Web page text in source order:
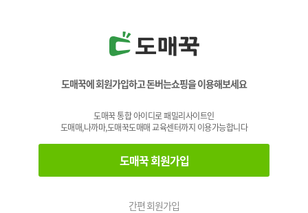
도매꾹에 회원가입하고 돈버는쇼핑을 이용해보세요
도매꾹 통합 아이디로 패밀리사이트인
도매매,나까마,도매꾹도매매 교육센터까지 이용가능합니다
도매꾹 회원가입
간편 회원가입